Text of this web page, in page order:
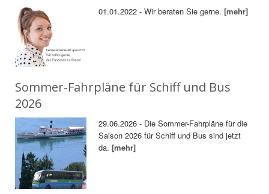
01.01.2022 - Wir beraten Sie gerne.[mehr]
Sommer-Fahrpläne für Schiff und Bus
2026
29.06.2026 - Die Sommer-Fahrpläne für die
Saison 2026 für Schiff und Bus sind jetzt
da.[mehr]